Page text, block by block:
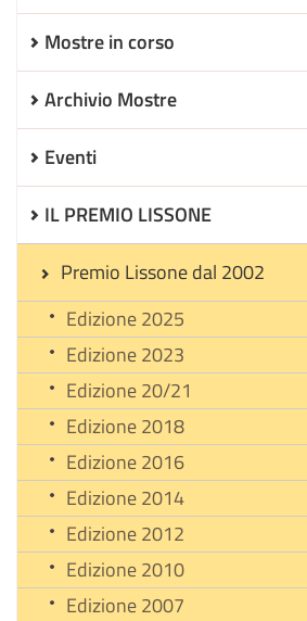
Mostre in corso
Archivio Mostre
Eventi
IL PREMIO LISSONE
Premio Lissone dal 2002
Edizione 2025
Edizione 2023
Edizione 20/21
Edizione 2018
Edizione 2016
Edizione 2014
Edizione 2012
Edizione 2010
Edizione 2007